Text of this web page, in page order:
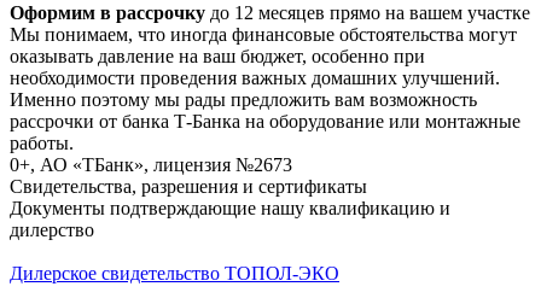
Оформим в рассрочку до 12 месяцев прямо на вашем участке
Мы понимаем, что иногда финансовые обстоятельства могут
оказывать давление на ваш бюджет, особенно при
необходимости проведения важных домашних улучшений.
Именно поэтому мы рады предложить вам возможность
рассрочки от банка Т-Банка на оборудование или монтажные
работы.
0+, АО «ТБанк», лицензия №2673
Свидетельства, разрешения и сертификаты
Документы подтверждающие нашу квалификацию и
дилерство
Дилерское свидетельство ТОПОЛ-ЭКО